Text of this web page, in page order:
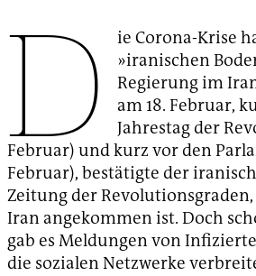
D
ie Corona-Krise
»iranischen
Regierung im
am 18. Februar,
Jahrestag der
Februar) und kurz vor den
Februar), bestätigte der
Zeitung der Revolutionsgraden,
Iran angekommen ist. Doch
gab es Meldungen von
die sozialen Netzwerke